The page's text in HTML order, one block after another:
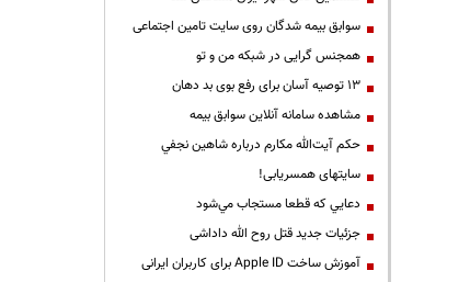
سوابق بیمه شدگان روی سایت تامین اجتماعی
همجنس گرایی در شبکه من و تو
13 توصیه آسان برای رفع بوی بد دهان
مشاهده سامانه آنلاين سوابق بیمه
حكم آيت‌الله مكارم درباره شاهين نجفي
سایتهای همسریابی!
دعايي كه قطعا مستجاب مي‌شود
جزئیات جدید قتل روح الله داداشی
آموزش ساخت Apple ID برای کاربران ایرانی